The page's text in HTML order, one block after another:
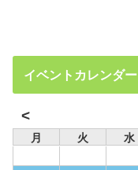
イベントカレンダー
<
月 火 水